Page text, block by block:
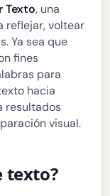
Texto, una
reflejar, voltear
Ya sea que
fines
para
hacia
resultados
visual.
texto?